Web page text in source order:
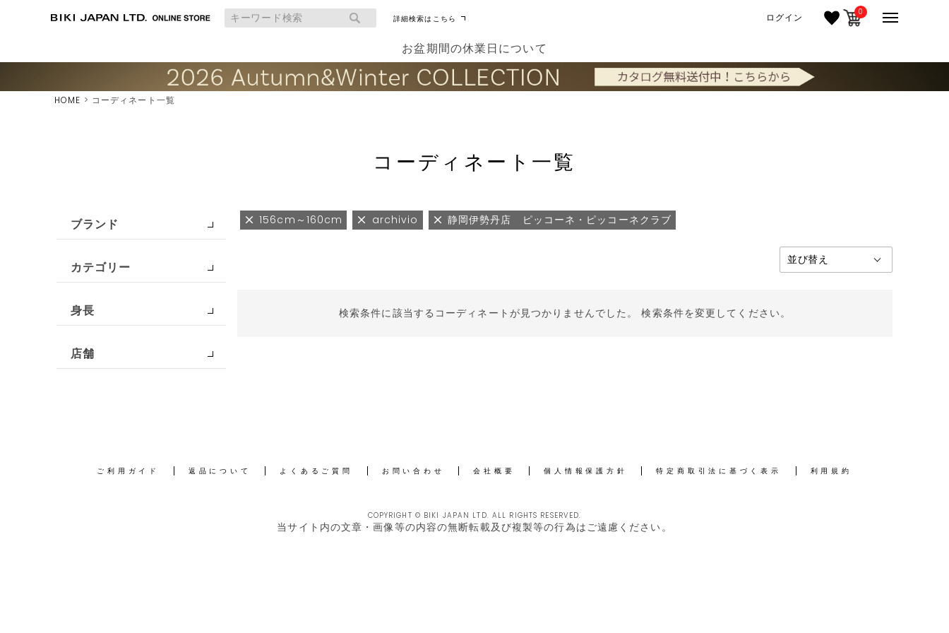
詳細検索はこちら ログイン 0
お盆期間の休業日について
HOME コーディネート一覧
コーディネート一覧
ブランド
カテゴリー
身長
店舗
156cm～160cm archivio 静岡伊勢丹店 ピッコーネ・ピッコーネクラブ
検索条件に該当するコーディネートが見つかりませんでした。 検索条件を変更してください。
ご利用ガイド 返品について よくあるご質問 お問い合わせ 会社概要 個人情報保護方針 特定商取引法に基づく表示 利用規約
COPYRIGHT © BIKI JAPAN LTD. ALL RIGHTS RESERVED.
当サイト内の文章・画像等の内容の無断転載及び複製等の行為はご遠慮ください。